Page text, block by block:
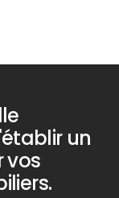
un
vos